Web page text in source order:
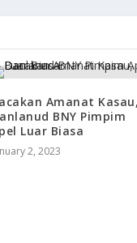
Amanat Kasau,
BNY Pimpim
Luar Biasa
2, 2023